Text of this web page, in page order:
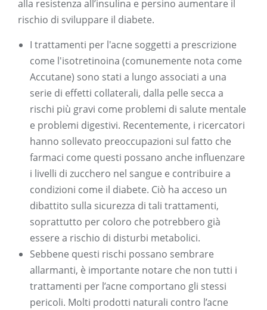
alla resistenza all’insulina e persino aumentare il
rischio di sviluppare il diabete.
I trattamenti per l'acne soggetti a prescrizione
come l'isotretinoina (comunemente nota come
Accutane) sono stati a lungo associati a una
serie di effetti collaterali, dalla pelle secca a
rischi più gravi come problemi di salute mentale
e problemi digestivi. Recentemente, i ricercatori
hanno sollevato preoccupazioni sul fatto che
farmaci come questi possano anche influenzare
i livelli di zucchero nel sangue e contribuire a
condizioni come il diabete. Ciò ha acceso un
dibattito sulla sicurezza di tali trattamenti,
soprattutto per coloro che potrebbero già
essere a rischio di disturbi metabolici.
Sebbene questi rischi possano sembrare
allarmanti, è importante notare che non tutti i
trattamenti per l’acne comportano gli stessi
pericoli. Molti prodotti naturali contro l’acne